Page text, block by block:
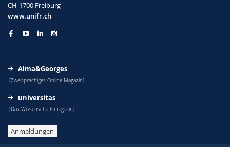
CH-1700 Freiburg
www.unifr.ch
Alma&Georges
[Zweisprachiges Online-Magazin]
universitas
[Das Wissenschaftsmagazin]
Anmeldungen